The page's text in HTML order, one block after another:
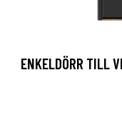
ENKELDÖRR TILL